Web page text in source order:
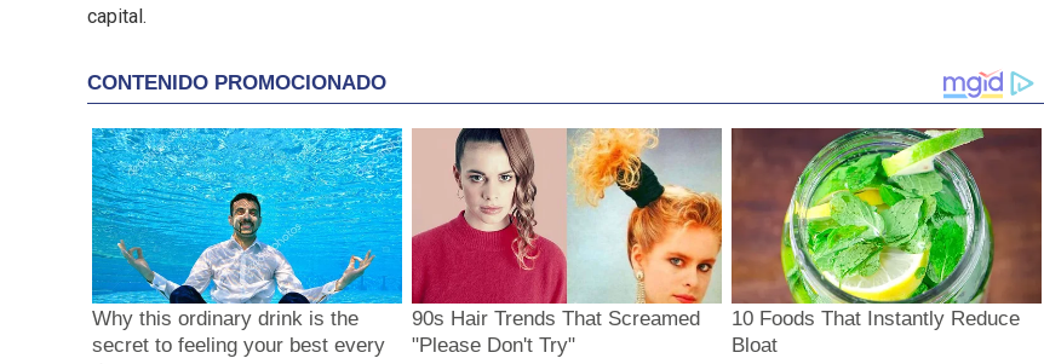
capital.